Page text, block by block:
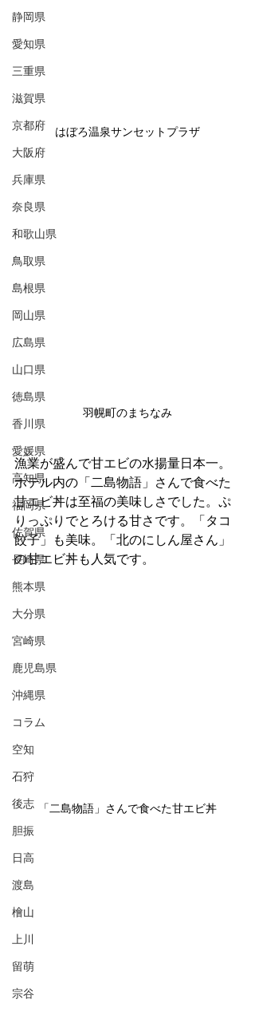
静岡県
愛知県
三重県
滋賀県
京都府
大阪府
兵庫県
奈良県
和歌山県
鳥取県
島根県
岡山県
広島県
山口県
徳島県
香川県
愛媛県
高知県
福岡県
佐賀県
長崎県
熊本県
大分県
宮崎県
鹿児島県
沖縄県
コラム
空知
石狩
後志
胆振
日高
渡島
檜山
上川
留萌
宗谷
はぼろ温泉サンセットプラザ
羽幌町のまちなみ
漁業が盛んで甘エビの水揚量日本一。
ホテル内の「二島物語」さんで食べた
甘エビ丼は至福の美味しさでした。ぷ
りっぷりでとろける甘さです。「タコ
餃子」も美味。「北のにしん屋さん」
の甘エビ丼も人気です。
「二島物語」さんで食べた甘エビ丼